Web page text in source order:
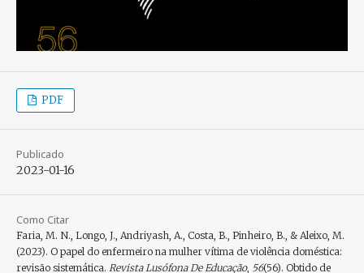
PDF
Publicado
2023-01-16
Como Citar
Faria, M. N., Longo, J., Andriyash, A., Costa, B., Pinheiro, B., & Aleixo, M.
(2023). O papel do enfermeiro na mulher vítima de violência doméstica:
revisão sistemática. Revista Lusófona De Educação, 56(56). Obtido de